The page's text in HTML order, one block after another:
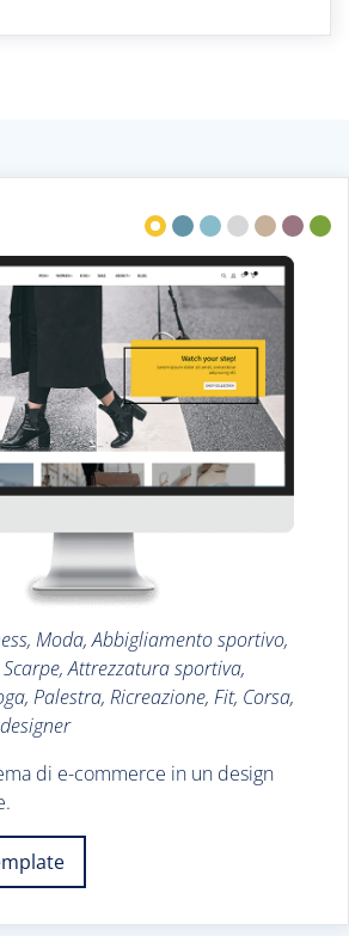
Moda, Abbigliamento sportivo,
Attrezzatura sportiva,
Palestra, Ricreazione, Fit, Corsa,
di e-commerce in un design